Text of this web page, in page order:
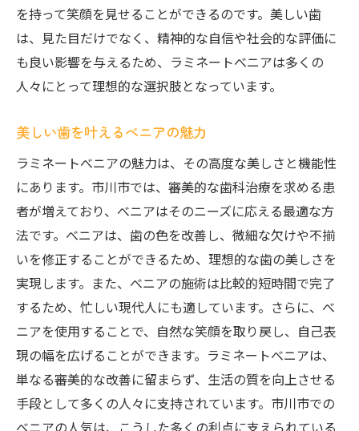
を持って笑顔を見せることができるのです。美しい歯
は、見た目だけでなく、精神的な自信や社会的な評価に
も良い影響を与えるため、ラミネートべニアは多くの
人々にとって理想的な選択肢となっています。
美しい歯を叶えるべニアの魅力
ラミネートべニアの魅力は、その高度な美しさと機能性
にあります。市川市では、審美的な歯科治療を求める患
者が増えており、べニアはそのニーズに応える最適な方
法です。べニアは、歯の色を改善し、微細な欠けや不揃
いを修正することができるため、理想的な歯の美しさを
実現します。また、べニアの施術は比較的短時間で完了
するため、忙しい現代人にも適しています。さらに、べ
ニアを使用することで、自然な笑顔を取り戻し、自己表
現の幅を広げることができます。ラミネートべニアは、
単なる審美的な改善に留まらず、生活の質を向上させる
手段として多くの人々に支持されています。市川市での
べニアの人気は、こうした多くの利点に支えられている